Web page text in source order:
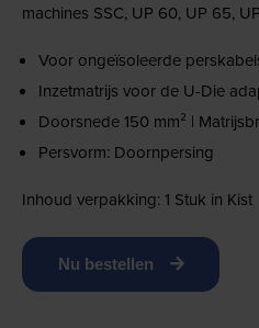
machines SSC, UP 60, UP 65,
Voor ongeïsoleerde
Inzetmatrijs voor de U-Die
Doorsnede 150 mm² |
Persvorm: Doornpersing
Inhoud verpakking: 1 Stuk in Kist
Nu bestellen